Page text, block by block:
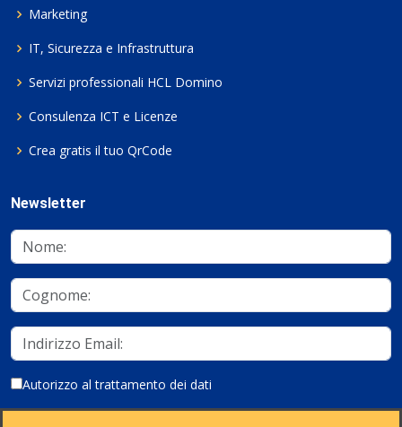
Marketing
IT, Sicurezza e Infrastruttura
Servizi professionali HCL Domino
Consulenza ICT e Licenze
Crea gratis il tuo QrCode
Newsletter
Autorizzo al trattamento dei dati